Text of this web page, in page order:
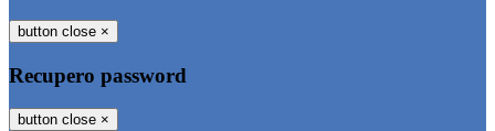
button close ×
Recupero password
button close ×